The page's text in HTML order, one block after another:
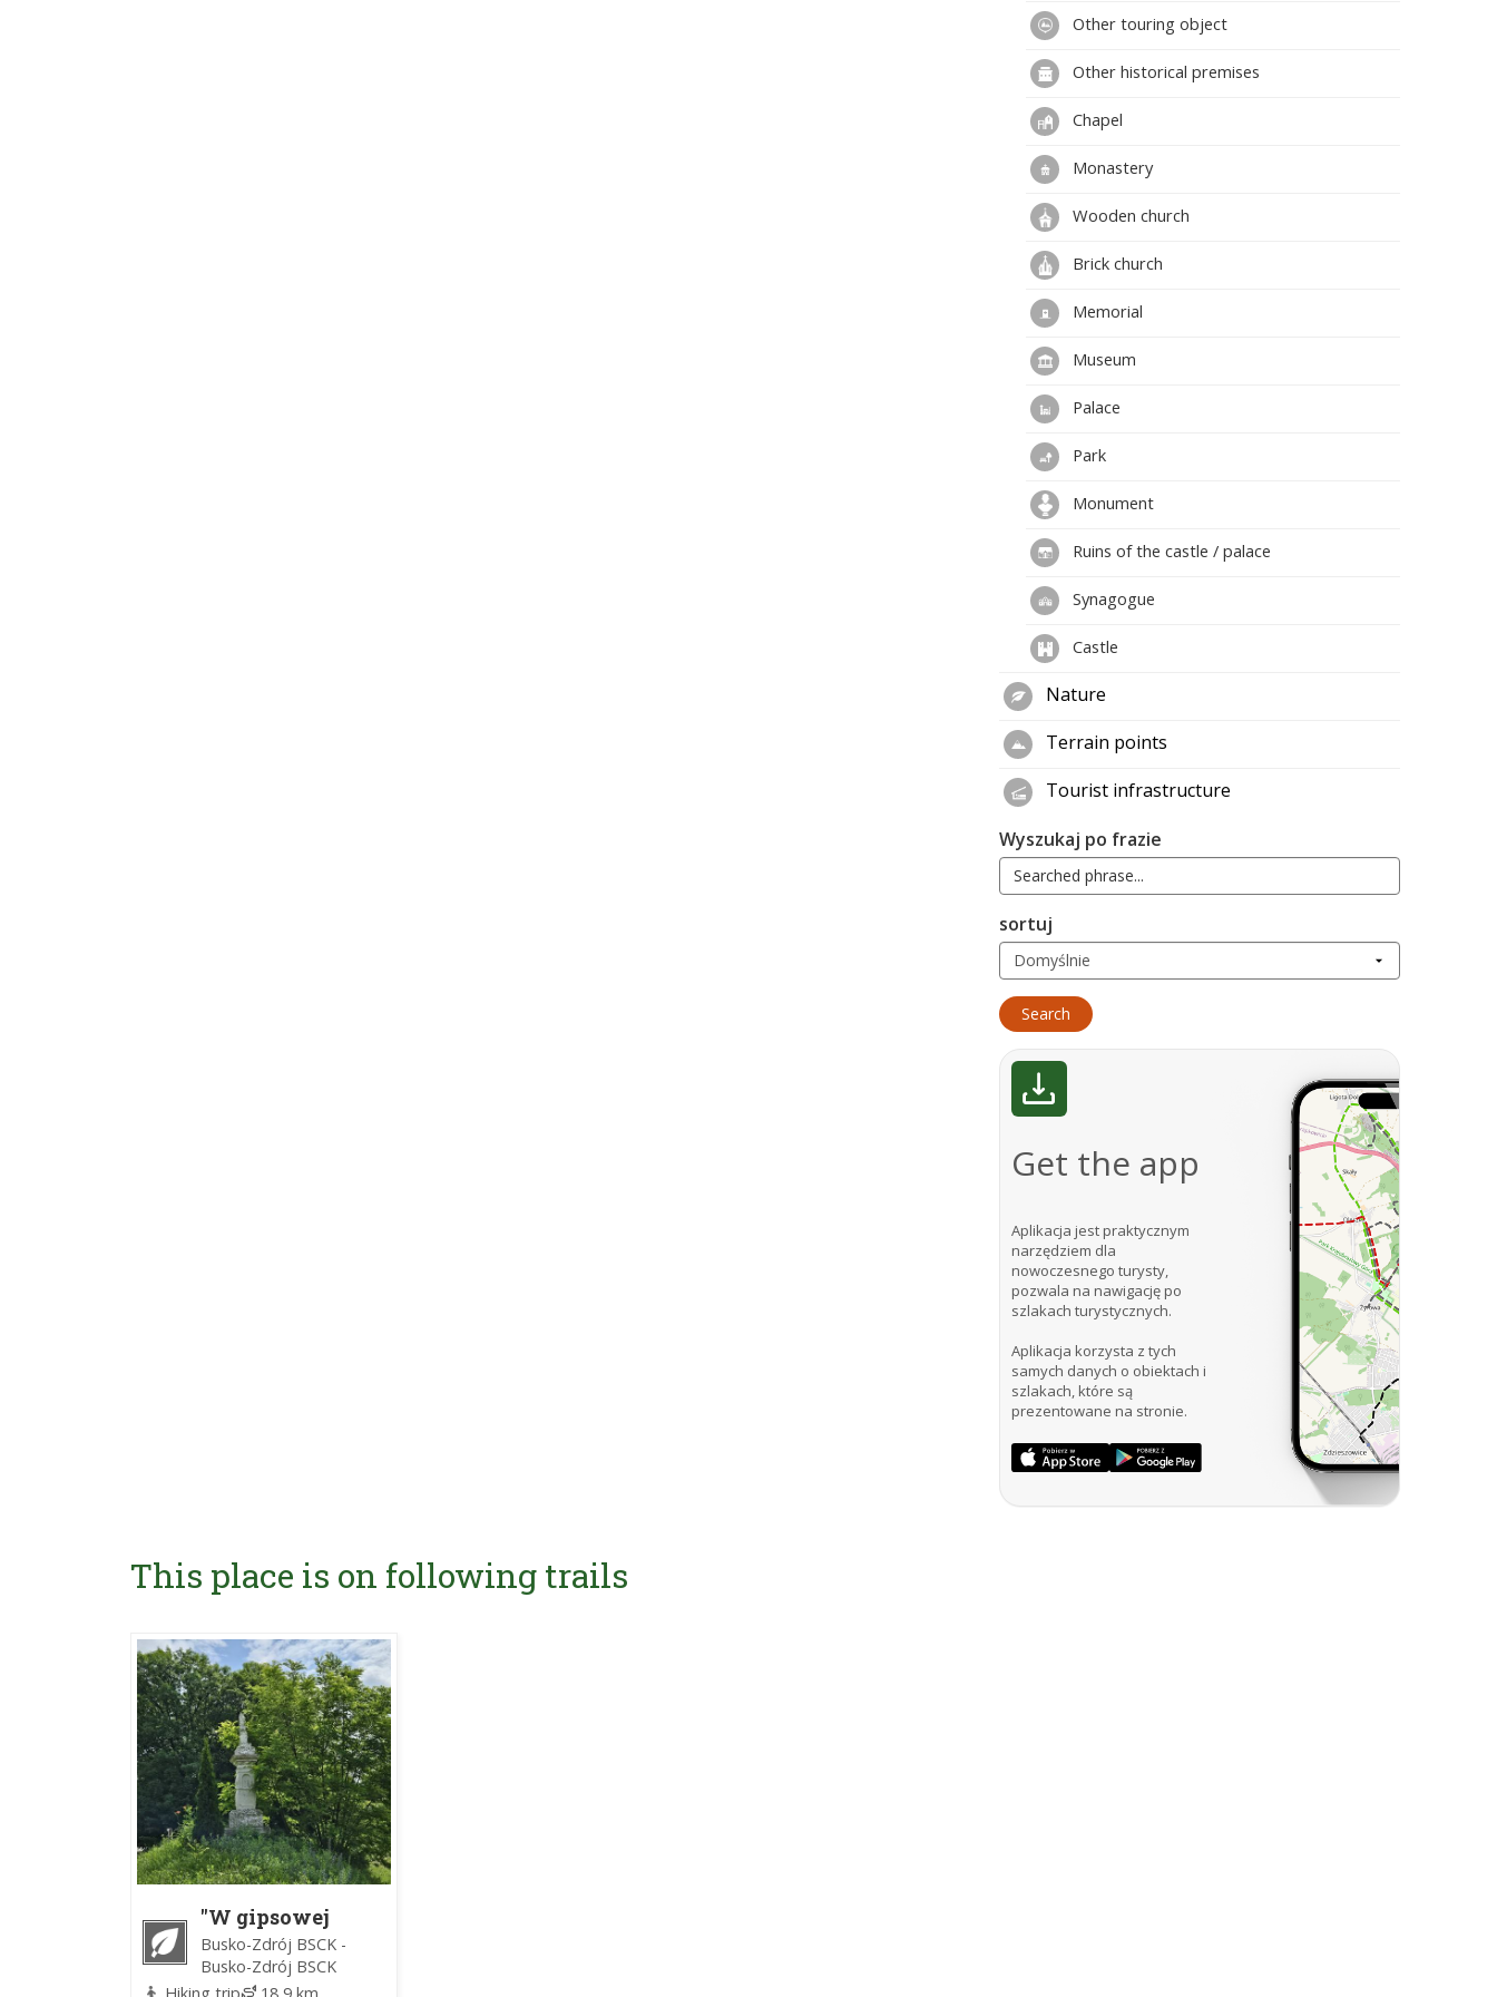
Other touring object
Other historical premises
Chapel
Monastery
Wooden church
Brick church
Memorial
Museum
Palace
Park
Monument
Ruins of the castle / palace
Synagogue
Castle
Nature
Terrain points
Tourist infrastructure
Wyszukaj po frazie
sortuj
Get the app
Aplikacja jest praktycznym
narzędziem dla
nowoczesnego turysty,
pozwala na nawigację po
szlakach turystycznych.
Aplikacja korzysta z tych
samych danych o obiektach i
szlakach, które są
prezentowane na stronie.
This place is on following trails
"W gipsowej
krainie" Gacki
Busko-Zdrój BSCK -
Busko-Zdrój BSCK
Hiking trip
18,9 km